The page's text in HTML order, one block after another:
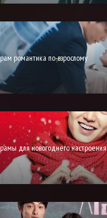
романтика по-взрослому
для новогоднего настроения